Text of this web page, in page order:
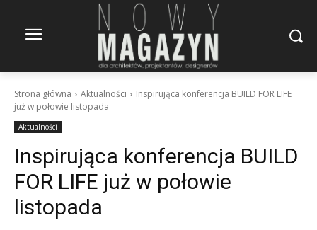
Strona główna Aktualności
Inspirująca konferencja BUILD FOR LIFE
już w połowie listopada
Aktualności
Inspirująca konferencja BUILD
FOR LIFE już w połowie
listopada